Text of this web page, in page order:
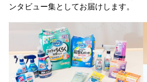
ンタビュー集としてお届けします。